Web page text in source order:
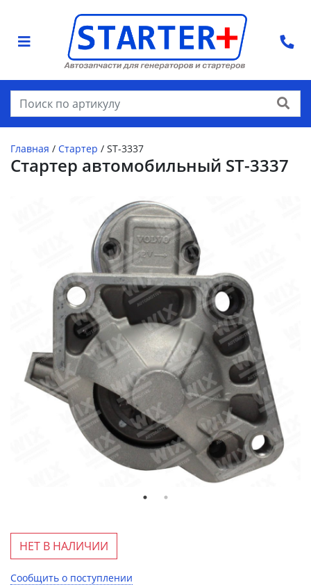
Найти
Главная / Стартер / ST-3337
Стартер автомобильный ST-3337
НЕТ В НАЛИЧИИ
Сообщить о поступлении